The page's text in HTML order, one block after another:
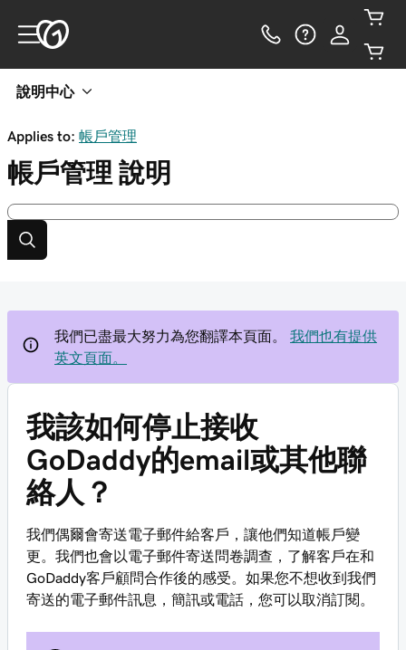
說明中心
Applies to: 帳戶管理
帳戶管理 說明
我們已盡最大努力為您翻譯本頁面。
我們也有提供
英文頁面。
我該如何停止接收
GoDaddy的email或其他聯
絡人？
我們偶爾會寄送電子郵件給客戶，讓他們知道帳戶變
更。我們也會以電子郵件寄送問卷調查，了解客戶在和
GoDaddy客戶顧問合作後的感受。如果您不想收到我們
寄送的電子郵件訊息，簡訊或電話，您可以取消訂閱。